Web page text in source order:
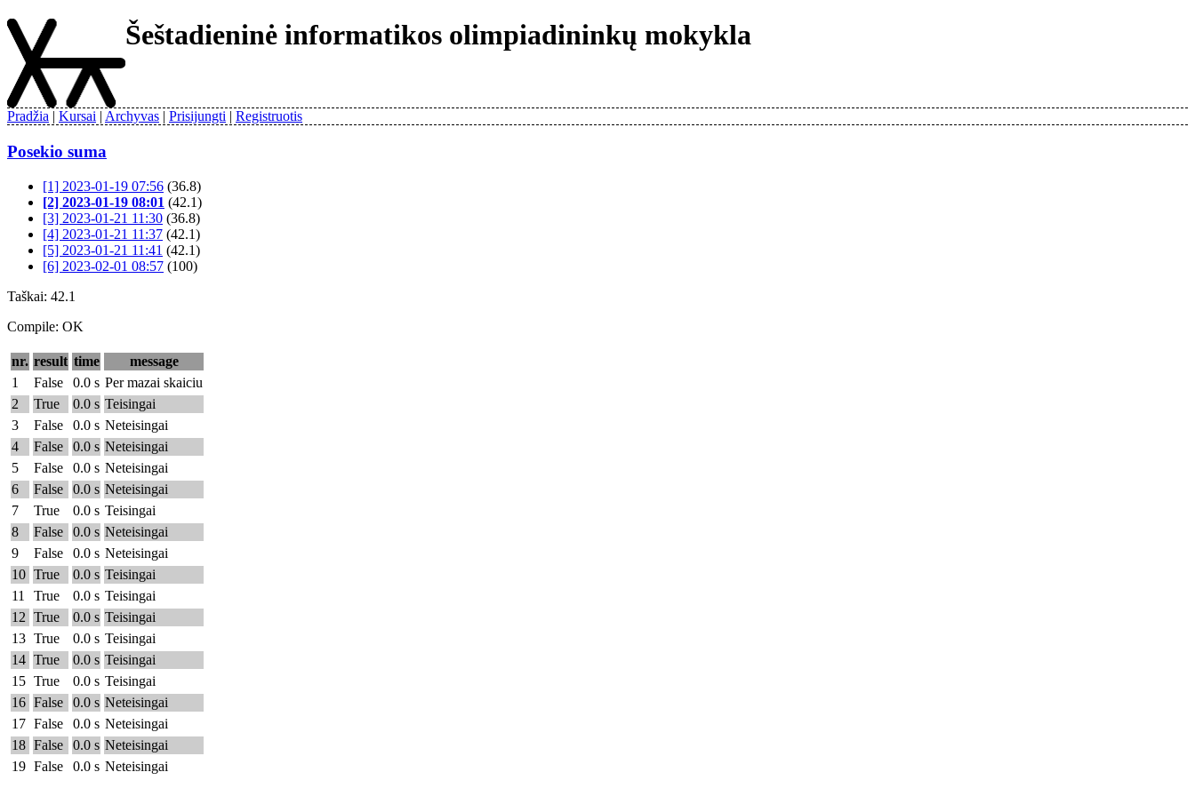
Šeštadieninė informatikos olimpiadininkų mokykla
Pradžia Kursai Archyvas Prisijungti Registruotis
Posekio suma
[1] 2023-01-19 07:56 (36.8)
[2] 2023-01-19 08:01 (42.1)
[3] 2023-01-21 11:30 (36.8)
[4] 2023-01-21 11:37 (42.1)
[5] 2023-01-21 11:41 (42.1)
[6] 2023-02-01 08:57 (100)
Taškai: 42.1
Compile: OK
nr. result time
message
1
False 0.0 s Per mazai skaiciu
2
True 0.0 s Teisingai
3
False 0.0 s Neteisingai
4
False 0.0 s Neteisingai
5
False 0.0 s Neteisingai
6
False 0.0 s Neteisingai
7
True 0.0 s Teisingai
8
False 0.0 s Neteisingai
9
False 0.0 s Neteisingai
10 True 0.0 s Teisingai
11
True 0.0 s Teisingai
12 True 0.0 s Teisingai
13 True 0.0 s Teisingai
14 True 0.0 s Teisingai
15 True 0.0 s Teisingai
16 False 0.0 s Neteisingai
17 False 0.0 s Neteisingai
18 False 0.0 s Neteisingai
19 False 0.0 s Neteisingai